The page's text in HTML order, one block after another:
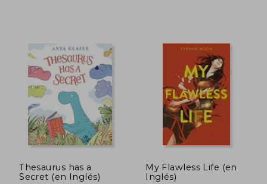
45%
dcto.
45%
dcto.
Thesaurus has a
Secret (en Inglés)
My Flawless Life (en
Inglés)